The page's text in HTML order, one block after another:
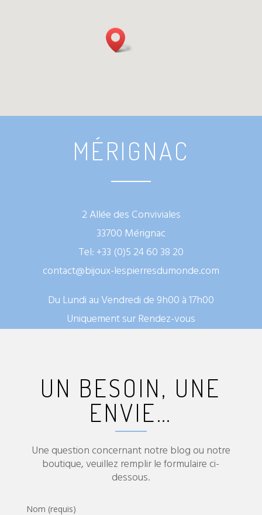
MÉRIGNAC
2 Allée des Conviviales
33700 Mérignac
Tel: +33 (0)5 24 60 38 20
contact@bijoux-lespierresdumonde.com
Du Lundi au Vendredi de 9h00 à 17h00
Uniquement sur Rendez-vous
UN BESOIN, UNE
ENVIE…
Une question concernant notre blog ou notre
boutique, veuillez remplir le formulaire ci-
dessous.
Nom (requis)